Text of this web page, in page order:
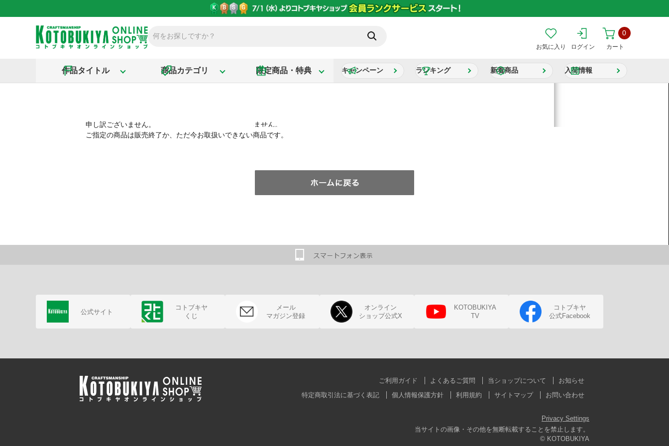
お気に入り ログイン カート
0
作品タイトル 商品カテゴリ 限定商品・特典 キャンペーン ランキング 新着商品 入荷情報
申し訳ございません。
ご指定の商品は販売終了か、ただ今お取扱いできない商品です。
公式サイト
コトブキヤ
くじ
メール
マガジン登録
オンライン
ショップ公式X
KOTOBUKIYA
TV
コトブキヤ
公式Facebook
ご利用ガイド よくあるご質問 当ショップについて
お知らせ
特定商取引法に基づく表記
個人情報保護方針 利用規約 サイトマップ お問い合わせ
Privacy Settings
当サイトの画像・その他を無断転載することを禁止します。
© KOTOBUKIYA